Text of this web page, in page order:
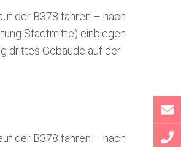
der B378 fahren – nach
Stadtmitte) einbiegen
drittes Gebäude auf der
der B378 fahren – nach